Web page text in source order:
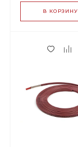
В КОРЗИНУ